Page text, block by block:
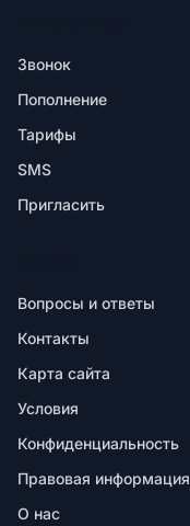
Звонок
Пополнение
Тарифы
SMS
Пригласить
Вопросы и ответы
Контакты
Карта сайта
Условия
Конфиденциальность
Правовая информация
О нас